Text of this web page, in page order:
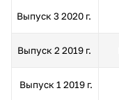
Выпуск 3 2020 г.
Выпуск 2 2019 г.
Выпуск 1 2019 г.